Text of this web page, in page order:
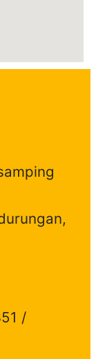
/